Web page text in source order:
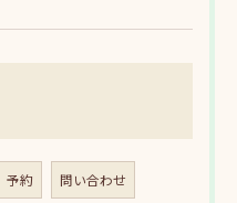
予約 問い合わせ